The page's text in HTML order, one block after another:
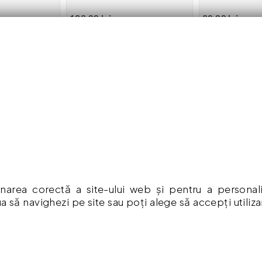
193.00 lei 30.00 lei
corectă a site-ului web și pentru a
navighezi pe site sau poți alege să accepți
Produselor
Newsletter
Formular de retur